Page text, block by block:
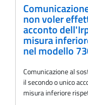
non voler
acconto
misura
nel modello
Comunicazione al
il secondo o unico
misura inferiore